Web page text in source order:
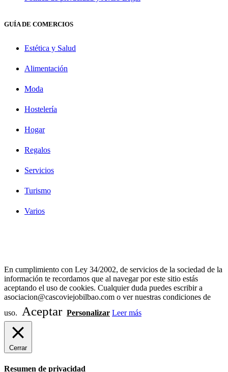
GUÍA DE COMERCIOS
Estética y Salud
Alimentación
Moda
Hostelería
Hogar
Regalos
Servicios
Turismo
Varios
En cumplimiento con Ley 34/2002, de servicios de la sociedad de la
información te recordamos que al navegar por este sitio estás
aceptando el uso de cookies. Cualquier duda puedes escribir a
asociacion@cascoviejobilbao.com o ver nuestras condiciones de
uso.
Aceptar Personalizar Leer más
Cerrar
Resumen de privacidad